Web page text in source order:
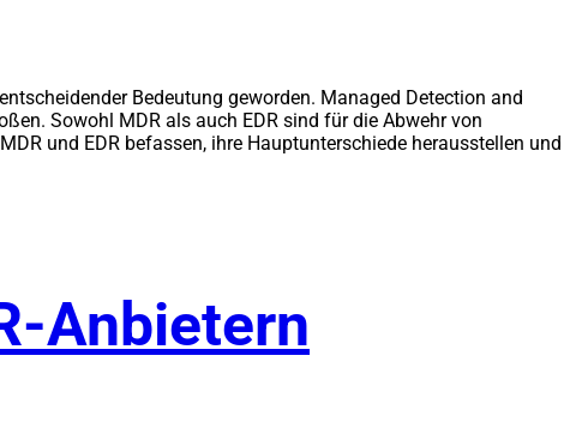
Bedeutung geworden. Managed Detection and
Sowohl MDR als auch EDR sind für die Abwehr von
und EDR befassen, ihre Hauptunterschiede herausstellen und
Anbietern